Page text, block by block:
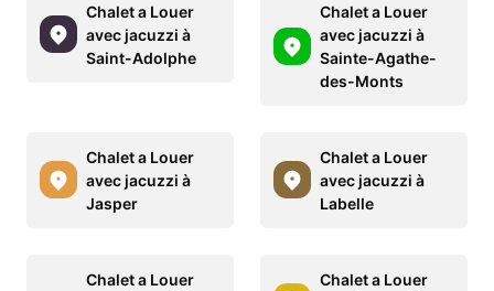
Chalet a Louer
avec jacuzzi à
Saint-Adolphe
Chalet a Louer
avec jacuzzi à
Sainte-Agathe-
des-Monts
Chalet a Louer
avec jacuzzi à
Jasper
Chalet a Louer
avec jacuzzi à
Labelle
Chalet a Louer
Chalet a Louer